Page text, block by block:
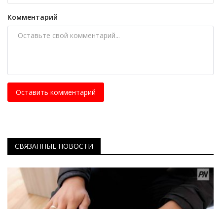
Комментарий
Оставить комментарий
СВЯЗАННЫЕ НОВОСТИ